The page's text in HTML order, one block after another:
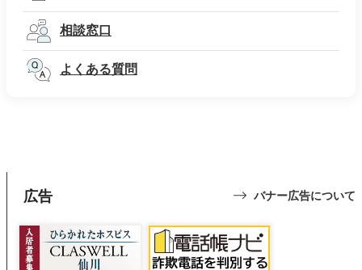
相談窓口
よくある質問
広告 バナー広告について